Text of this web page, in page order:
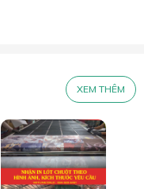
XEM THÊM